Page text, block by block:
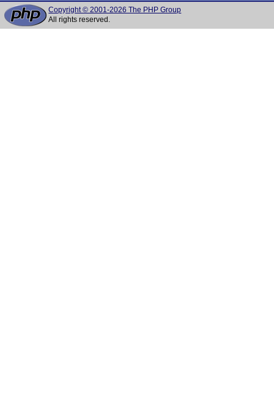
Copyright © 2001-2026 The PHP Group
All rights reserved.